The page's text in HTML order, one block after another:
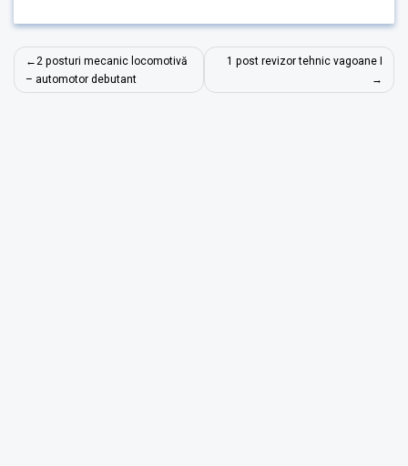
Navigare
în
2 posturi mecanic locomotivă
– automotor debutant
1 post revizor tehnic vagoane I